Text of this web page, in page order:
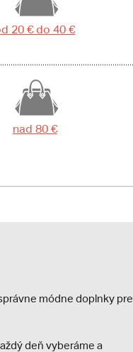
20 € do 40 €
nad 80 €
módne doplnky pre
deň vyberáme a